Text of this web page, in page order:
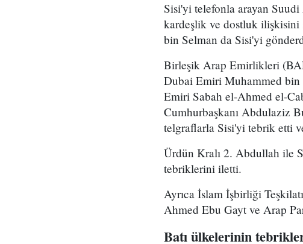
Sisi'yi telefonla arayan
kardeşlik ve dostluk
bin Selman da Sisi'yi
Birleşik Arap Emirlikleri
Dubai Emiri Muhammed
Emiri Sabah el-Ahmed el-
Cumhurbaşkanı Abdulaziz
telgraflarla Sisi'yi tebrik etti
Ürdün Kralı 2. Abdullah ile
tebriklerini iletti.
Ayrıca İslam İşbirliği
Ahmed Ebu Gayt ve Arap
Batı ülkelerinin